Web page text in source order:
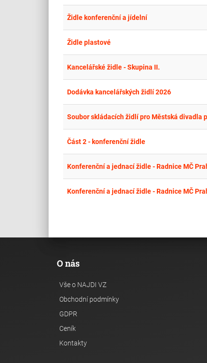
Židle konferenční a jídelní
Židle plastové
Kancelářské židle - Skupina II.
Dodávka kancelářských židlí 2026
Soubor skládacích židlí pro Městská divadla
Část 2 - konferenční židle
Konferenční a jednací židle - Radnice MČ
Konferenční a jednací židle - Radnice MČ
O nás
Vše o NAJDI VZ
Obchodní podmínky
GDPR
Ceník
Kontakty